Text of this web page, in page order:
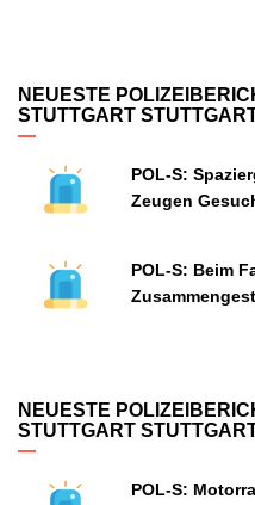
NEUESTE
STUTTGART
POL-S:
Zeugen
POL-S: Beim
NEUESTE
STUTTGART
POL-S: